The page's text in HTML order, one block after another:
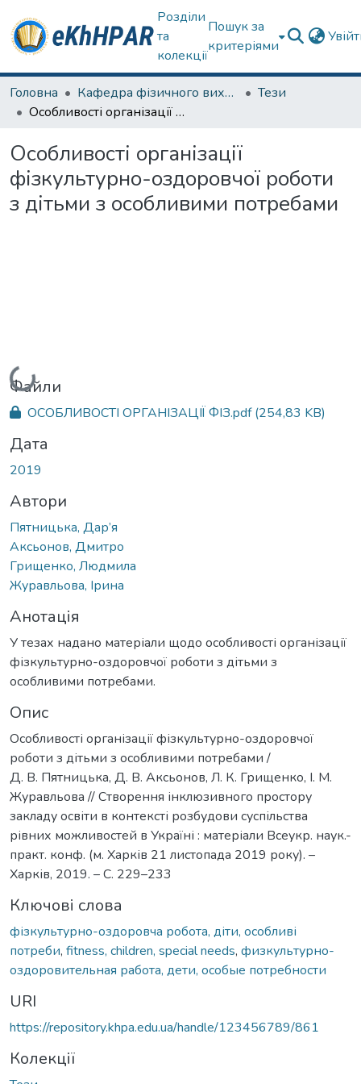
Розділи
та
колекції
Пошук за
критеріями
Головна Кафедра фізичного виховання та спортивного вдосконалення
Тези
Особливості організації фізкультурно-оздоровчої роботи з дітьми з особливими потребами
Особливості організації
фізкультурно-оздоровчої роботи
з дітьми з особливими потребами
Вантажиться...
Файли
ОСОБЛИВОСТІ ОРГАНІЗАЦІЇ ФІЗ.pdf(254,83 KB)
Дата
2019
Автори
Пятницька, Дар’я
Аксьонов, Дмитро
Грищенко, Людмила
Журавльова, Ірина
Анотація
У тезах надано матеріали щодо особливості організації
фізкультурно-оздоровчої роботи з дітьми з
особливими потребами.
Опис
Особливості організації фізкультурно-оздоровчої
роботи з дітьми з особливими потребами /
Д. В. Пятницька, Д. В. Аксьонов, Л. К. Грищенко, І. М.
Журавльова // Створення інклюзивного простору
закладу освіти в контексті розбудови суспільства
рівних можливостей в Україні : матеріали Всеукр. наук.-
практ. конф. (м. Харків 21 листопада 2019 року). –
Харків, 2019. – С. 229–233
Ключові слова
фізкультурно-оздоровча робота, діти, особливі
потреби, fitness, children, special needs, физкультурно-
оздоровительная работа, дети, особые потребности
URI
https://repository.khpa.edu.ua/handle/123456789/861
Колекції